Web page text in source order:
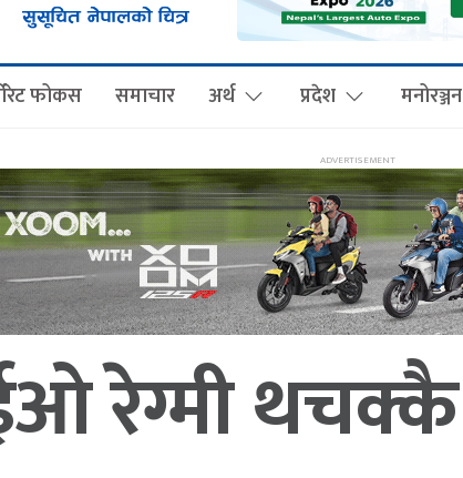
फोकस समाचार अर्थ प्रदेश मनोरञ्जन
रेग्मी थचक्कै